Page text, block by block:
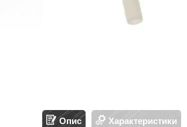
Опис Характеристики